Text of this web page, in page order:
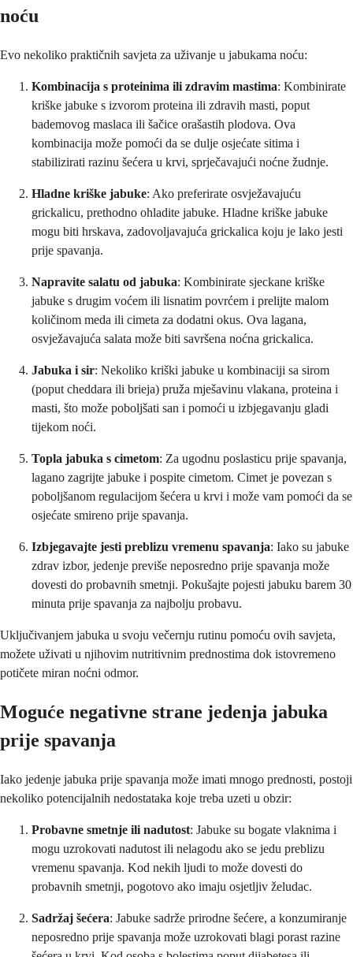
noću
Evo nekoliko praktičnih savjeta za uživanje u jabukama noću:
Kombinacija s proteinima ili zdravim mastima: Kombinirate
kriške jabuke s izvorom proteina ili zdravih masti, poput
bademovog maslaca ili šačice orašastih plodova. Ova
kombinacija može pomoći da se dulje osjećate sitima i
stabilizirati razinu šećera u krvi, sprječavajući noćne žudnje.
Hladne kriške jabuke: Ako preferirate osvježavajuću
grickalicu, prethodno ohladite jabuke. Hladne kriške jabuke
mogu biti hrskava, zadovoljavajuća grickalica koju je lako jesti
prije spavanja.
Napravite salatu od jabuka: Kombinirate sjeckane kriške
jabuke s drugim voćem ili lisnatim povrćem i prelijte malom
količinom meda ili cimeta za dodatni okus. Ova lagana,
osvježavajuća salata može biti savršena noćna grickalica.
Jabuka i sir: Nekoliko kriški jabuke u kombinaciji sa sirom
(poput cheddara ili brieja) pruža mješavinu vlakana, proteina i
masti, što može poboljšati san i pomoći u izbjegavanju gladi
tijekom noći.
Topla jabuka s cimetom: Za ugodnu poslasticu prije spavanja,
lagano zagrijte jabuke i pospite cimetom. Cimet je povezan s
poboljšanom regulacijom šećera u krvi i može vam pomoći da se
osjećate smireno prije spavanja.
Izbjegavajte jesti preblizu vremenu spavanja: Iako su jabuke
zdrav izbor, jedenje previše neposredno prije spavanja može
dovesti do probavnih smetnji. Pokušajte pojesti jabuku barem 30
minuta prije spavanja za najbolju probavu.
Uključivanjem jabuka u svoju večernju rutinu pomoću ovih savjeta,
možete uživati u njihovim nutritivnim prednostima dok istovremeno
potičete miran noćni odmor.
Moguće negativne strane jedenja jabuka
prije spavanja
Iako jedenje jabuka prije spavanja može imati mnogo prednosti, postoji
nekoliko potencijalnih nedostataka koje treba uzeti u obzir:
Probavne smetnje ili nadutost: Jabuke su bogate vlaknima i
mogu uzrokovati nadutost ili nelagodu ako se jedu preblizu
vremenu spavanja. Kod nekih ljudi to može dovesti do
probavnih smetnji, pogotovo ako imaju osjetljiv želudac.
Sadržaj šećera: Jabuke sadrže prirodne šećere, a konzumiranje
neposredno prije spavanja može uzrokovati blagi porast razine